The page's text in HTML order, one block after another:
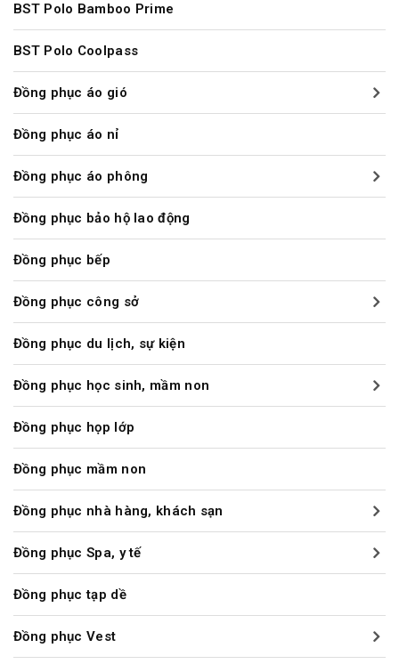
BST Polo Bamboo Prime
BST Polo Coolpass
Đồng phục áo gió
Đồng phục áo nỉ
Đồng phục áo phông
Đồng phục bảo hộ lao động
Đồng phục bếp
Đồng phục công sở
Đồng phục du lịch, sự kiện
Đồng phục học sinh, mầm non
Đồng phục họp lớp
Đồng phục mầm non
Đồng phục nhà hàng, khách sạn
Đồng phục Spa, y tế
Đồng phục tạp dề
Đồng phục Vest